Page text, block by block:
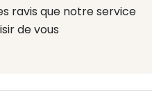
ravis que notre service
de vous